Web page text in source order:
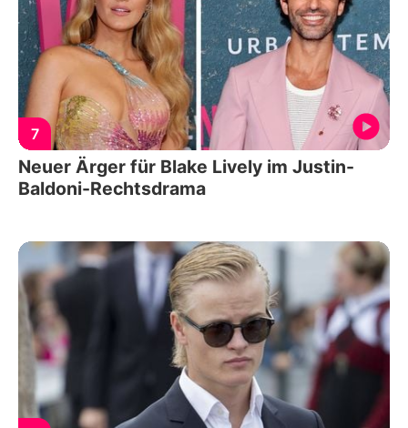
7
Neuer Ärger für Blake Lively im Justin-
Baldoni-Rechtsdrama